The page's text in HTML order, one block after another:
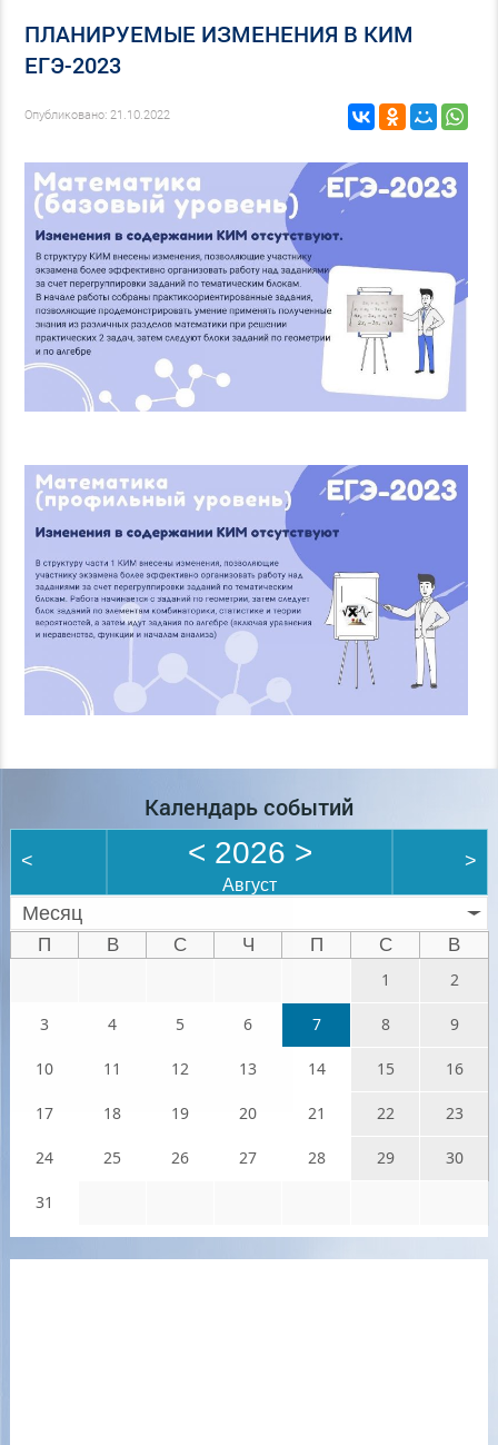
ПЛАНИРУЕМЫЕ ИЗМЕНЕНИЯ В КИМ
ЕГЭ-2023
Опубликовано: 21.10.2022
Календарь событий
< < 2026 >
Август
>
Месяц
П В С Ч П С
В
1
2
3 4 5 6 7 8 9
10 11 12 13 14 15 16
17 18 19 20 21 22 23
24 25 26 27 28 29 30
31